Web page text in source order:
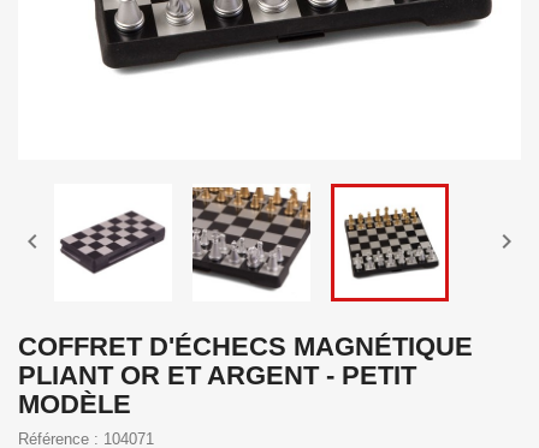
 
COFFRET D'ÉCHECS MAGNÉTIQUE
PLIANT OR ET ARGENT - PETIT
MODÈLE
Référence : 104071